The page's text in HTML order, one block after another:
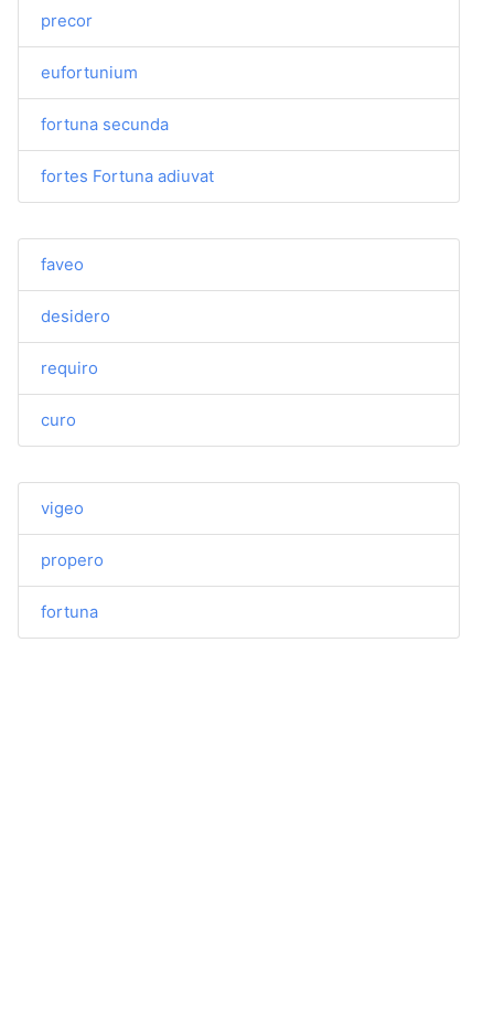
precor
eufortunium
fortuna secunda
fortes Fortuna adiuvat
faveo
desidero
requiro
curo
vigeo
propero
fortuna